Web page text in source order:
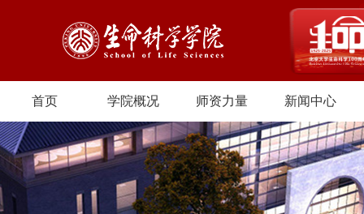
首页 学院概况 师资力量 新闻中心